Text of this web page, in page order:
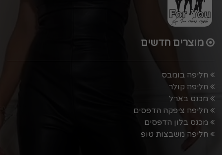
מוצרים חדשים
חליפה בומבס
חליפה קולר
מכנס בארל
חליפה ציפקה הדפסים
מכנס בלון הדפסים
חליפה משבצות טופ